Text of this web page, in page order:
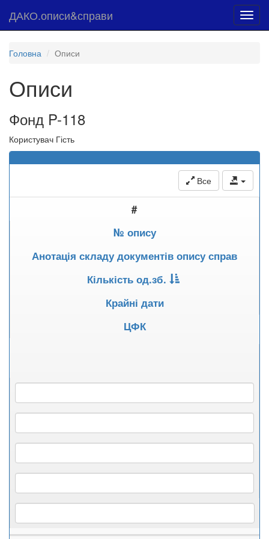
ДАКО.описи&справи
Головна Описи
Описи
Фонд P-118
Користувач Гість
Все
#
№ опису
Анотація складу документів опису справ
Кількість од.зб.
Крайні дати
ЦФК